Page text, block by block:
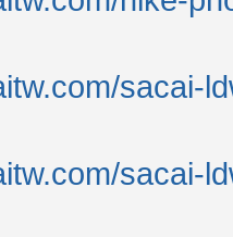
sacai-
sacai-